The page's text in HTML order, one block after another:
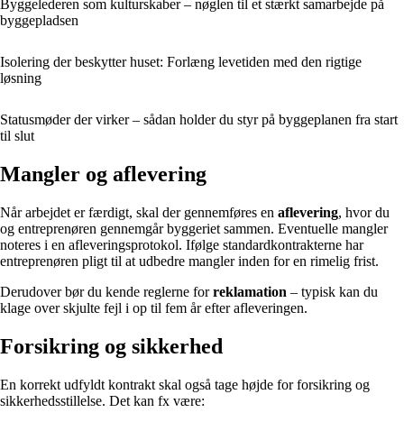
Byggelederen som kulturskaber – nøglen til et stærkt samarbejde på
byggepladsen
Isolering der beskytter huset: Forlæng levetiden med den rigtige
løsning
Statusmøder der virker – sådan holder du styr på byggeplanen fra start
til slut
Mangler og aflevering
Når arbejdet er færdigt, skal der gennemføres en aflevering, hvor du
og entreprenøren gennemgår byggeriet sammen. Eventuelle mangler
noteres i en afleveringsprotokol. Ifølge standardkontrakterne har
entreprenøren pligt til at udbedre mangler inden for en rimelig frist.
Derudover bør du kende reglerne forreklamation – typisk kan du
klage over skjulte fejl i op til fem år efter afleveringen.
Forsikring og sikkerhed
En korrekt udfyldt kontrakt skal også tage højde for forsikring og
sikkerhedsstillelse. Det kan fx være: